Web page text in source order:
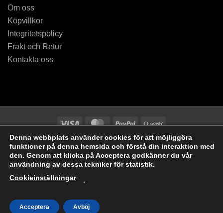
Om oss
Köpvillkor
Integritetspolicy
Frakt och Retur
Kontakta oss
Visa MasterCardPayPal
Swish
(SE)
2026 © Tid och Doft i Dalsjöfors AB
Denna webbplats använder cookies för att möjliggöra
funktioner på denna hemsida och förstå din interaktion med
den. Genom att klicka på Acceptera godkänner du vår
användning av dessa tekniker för statistik.
Cookieinställningar
.
Acceptera Avböj